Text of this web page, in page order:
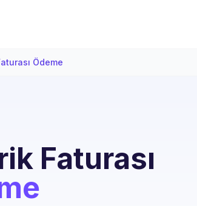
Ödeme
Faturası